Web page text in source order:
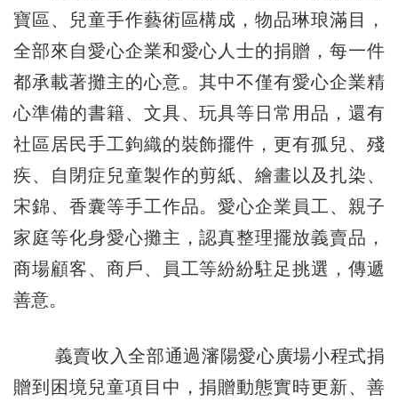
寶區、兒童手作藝術區構成，物品琳琅滿目，
全部來自愛心企業和愛心人士的捐贈，每一件
都承載著攤主的心意。其中不僅有愛心企業精
心準備的書籍、文具、玩具等日常用品，還有
社區居民手工鉤織的裝飾擺件，更有孤兒、殘
疾、自閉症兒童製作的剪紙、繪畫以及扎染、
宋錦、香囊等手工作品。愛心企業員工、親子
家庭等化身愛心攤主，認真整理擺放義賣品，
商場顧客、商戶、員工等紛紛駐足挑選，傳遞
善意。
義賣收入全部通過瀋陽愛心廣場小程式捐
贈到困境兒童項目中，捐贈動態實時更新、善